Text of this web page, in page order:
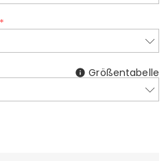
*
Größentabelle